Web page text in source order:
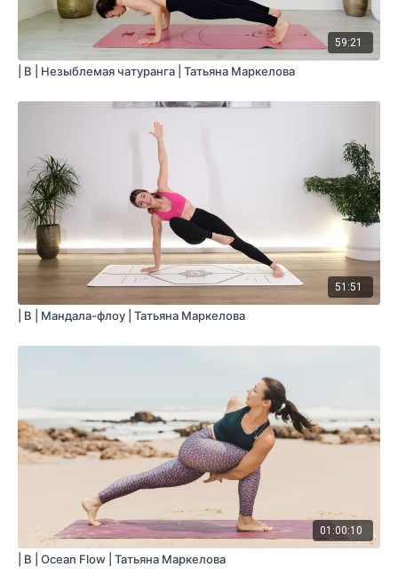
59:21
| B | Незыблемая чатуранга | Татьяна Маркелова
51:51
| B | Мандала-флоу | Татьяна Маркелова
01:00:10
| B | Ocean Flow | Татьяна Маркелова